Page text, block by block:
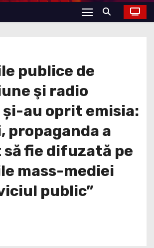
publice de
şi radio
și-au oprit emisia:
propaganda a
fie difuzată pe
mass-mediei
public”